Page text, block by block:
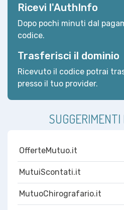
Ricevi l'AuthInfo
Dopo pochi minuti dal
codice.
Trasferisci il dominio
Ricevuto il codice potrai
presso il tuo provider.
OfferteMutuo.it
MutuiScontati.it
MutuoChirografario.it